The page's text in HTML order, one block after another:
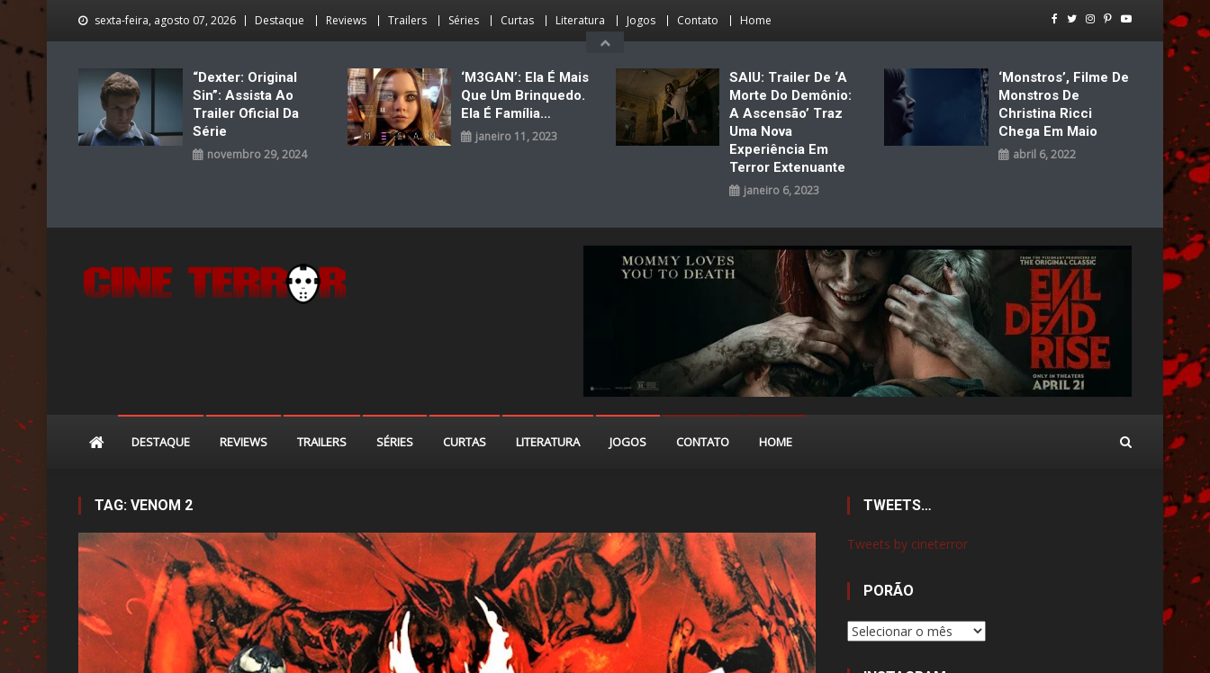
sexta-feira, agosto 07, 2026 Destaque Reviews Trailers Séries Curtas Literatura Jogos Contato Home
“Dexter: Original
Sin”: Assista Ao
Trailer Oficial Da
Série
novembro 29, 2024
‘M3GAN’: Ela É Mais
Que Um Brinquedo.
Ela É Família…
janeiro 11, 2023
SAIU: Trailer De ‘A
Morte Do Demônio:
A Ascensão’ Traz
Uma Nova
Experiência Em
Terror Extenuante
janeiro 6, 2023
‘Monstros’, Filme De
Monstros De
Christina Ricci
Chega Em Maio
abril 6, 2022
DESTAQUE REVIEWS TRAILERS SÉRIES CURTAS LITERATURA JOGOS CONTATO HOME
TAG: VENOM 2 TWEETS…
Tweets by cineterror
PORÃO
Porão